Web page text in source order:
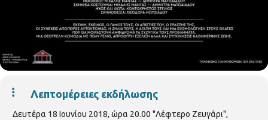
Λεπτομέρειες εκδήλωσης
Δευτέρα 18 Ιουνίου 2018, ώρα 20.00 "Λέφτερο Ζευγάρι",